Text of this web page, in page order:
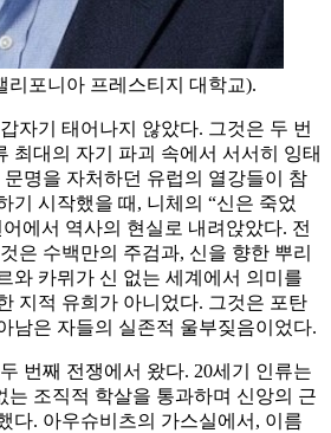
리포니아 프레스티지 대학교).
자기 태어나지 않았다. 그것은 두 번
최대의 자기 파괴 속에서 서서히 잉태
문명을 자처하던 유럽의 열강들이 참
기 시작했을 때, 니체의 “신은 죽었
에서 역사의 현실로 내려앉았다. 전
은 수백만의 주검과, 신을 향한 뿌리
와 카뮈가 신 없는 세계에서 의미를
지적 유희가 아니었다. 그것은 포탄
남은 자들의 실존적 울부짖음이었다.
번째 전쟁에서 왔다. 20세기 인류는
는 조직적 학살을 통과하며 신앙의 근
다. 아우슈비츠의 가스실에서, 이름